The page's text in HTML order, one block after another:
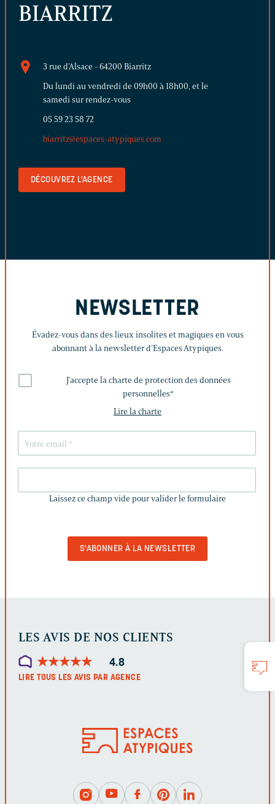
BIARRITZ
3 rue d'Alsace - 64200 Biarritz
Du lundi au vendredi de 09h00 à 18h00, et le
samedi sur rendez-vous
05 59 23 58 72
biarritz@espaces-atypiques.com
DÉCOUVREZ L'AGENCE
NEWSLETTER
Évadez-vous dans des lieux insolites et magiques en vous
abonnant à la newsletter d’Espaces Atypiques.
J'accepte la charte de protection des données
personnelles*
Lire la charte
CHAMP
Laissez ce champ vide pour valider le formulaire
LES AVIS DE NOS CLIENTS
★★★★★
★★★★★ 4.8
LIRE TOUS LES AVIS PAR AGENCE